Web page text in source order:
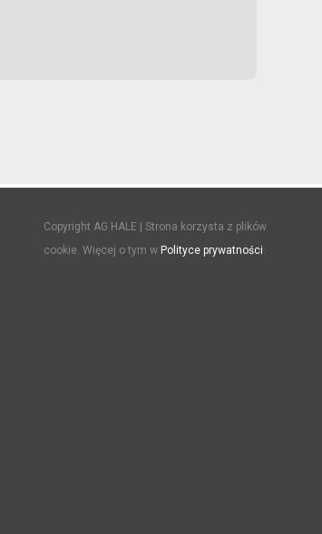
Copyright AG HALE | Strona korzysta z plików
cookie. Więcej o tym w Polityce prywatności.